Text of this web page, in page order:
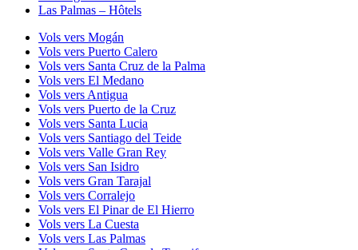
Las Palmas – Hôtels
Vols vers Mogán
Vols vers Puerto Calero
Vols vers Santa Cruz de la Palma
Vols vers El Medano
Vols vers Antigua
Vols vers Puerto de la Cruz
Vols vers Santa Lucia
Vols vers Santiago del Teide
Vols vers Valle Gran Rey
Vols vers San Isidro
Vols vers Gran Tarajal
Vols vers Corralejo
Vols vers El Pinar de El Hierro
Vols vers La Cuesta
Vols vers Las Palmas